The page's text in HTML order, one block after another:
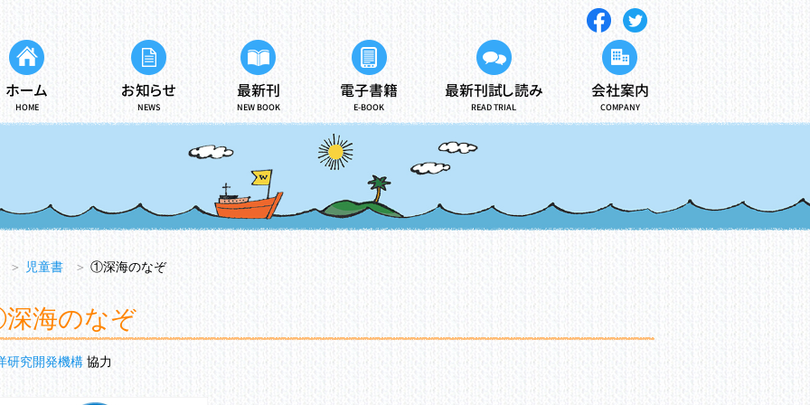
ホーム
HOME
お知らせ
NEWS
最新刊
NEW BOOK
電子書籍
E-BOOK
最新刊試し読み
READ TRIAL
会社案内
COMPANY
＞ 児童書 ＞ ①深海のなぞ
海のなぞ
研究開発機構 協力